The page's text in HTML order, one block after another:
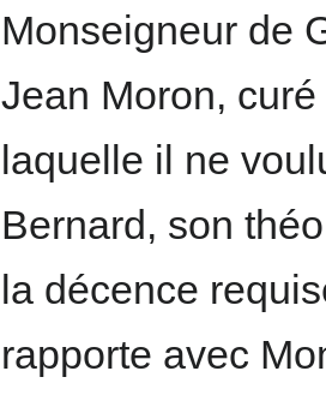
Monseigneur de
Jean Moron,
laquelle il ne
Bernard, son
la décence
rapporte avec